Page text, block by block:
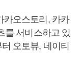
카오스토리, 카카
를 서비스하고 있
오토뷰, 네이티